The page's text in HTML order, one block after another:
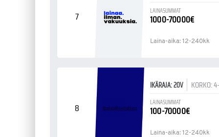
7 LAINASUMMAT
1000-70000€
Laina-aika: 12-240kk
8
IKÄRAJA: 20V KORKO:
LAINASUMMAT
100-70000€
Laina-aika: 12-240kk